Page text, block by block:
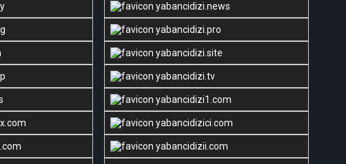
yabancidizi.news
yabancidizi.pro
yabancidizi.site
yabancidizi.tv
yabancidizi1.com
yabancidizici.com
yabancidizii.com